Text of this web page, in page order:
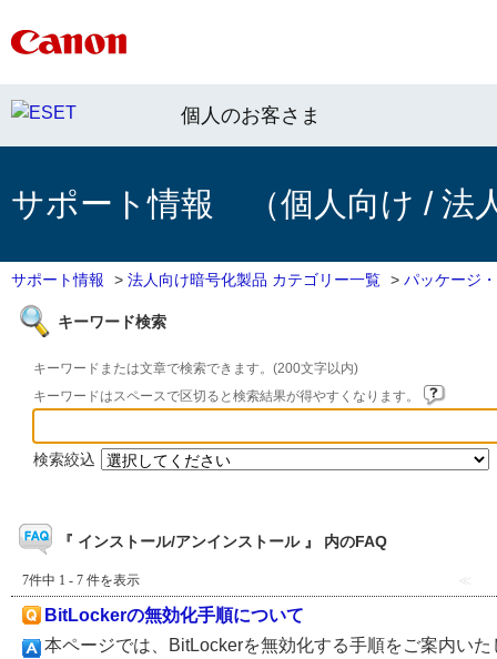
個人のお客さま
サポート情報 （個人向け / 法
サポート情報 > 法人向け暗号化製品 カテゴリー一覧 > パッケージ
キーワード検索
キーワードまたは文章で検索できます。(200文字以内)
キーワードはスペースで区切ると検索結果が得やすくなります。
検索絞込
『 インストール/アンインストール 』 内のFAQ
7件中 1 - 7 件を表示 ≪
BitLockerの無効化手順について
本ページでは、BitLockerを無効化する手順をご案内い